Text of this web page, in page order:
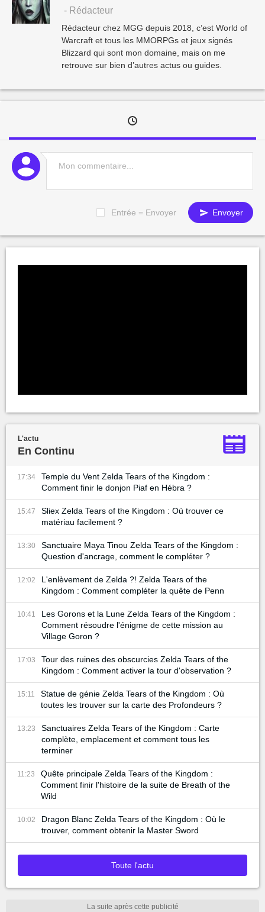
- Rédacteur
Rédacteur chez MGG depuis 2018, c’est World of
Warcraft et tous les MMORPGs et jeux signés
Blizzard qui sont mon domaine, mais on me
retrouve sur bien d’autres actus ou guides.
Entrée = Envoyer Envoyer
L'actu
En Continu
17:34
Temple du Vent Zelda Tears of the Kingdom :
Comment finir le donjon Piaf en Hébra ?
15:47
Sliex Zelda Tears of the Kingdom : Où trouver ce
matériau facilement ?
13:30
Sanctuaire Maya Tinou Zelda Tears of the Kingdom :
Question d'ancrage, comment le compléter ?
12:02
L'enlèvement de Zelda ?! Zelda Tears of the
Kingdom : Comment compléter la quête de Penn
10:41
Les Gorons et la Lune Zelda Tears of the Kingdom :
Comment résoudre l'énigme de cette mission au
Village Goron ?
17:03
Tour des ruines des obscurcies Zelda Tears of the
Kingdom : Comment activer la tour d'observation ?
15:11
Statue de génie Zelda Tears of the Kingdom : Où
toutes les trouver sur la carte des Profondeurs ?
13:23
Sanctuaires Zelda Tears of the Kingdom : Carte
complète, emplacement et comment tous les
terminer
11:23
Quête principale Zelda Tears of the Kingdom :
Comment finir l'histoire de la suite de Breath of the
Wild
10:02
Dragon Blanc Zelda Tears of the Kingdom : Où le
trouver, comment obtenir la Master Sword
Toute l'actu